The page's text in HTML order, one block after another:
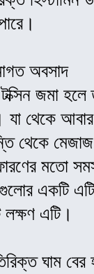
অবসাদ
জমা হলে
থেকে আবার
থেকে
মতো
একটি
এটি।
ঘাম বের